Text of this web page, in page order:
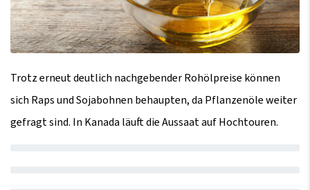
Trotz erneut deutlich nachgebender Rohölpreise können
sich Raps und Sojabohnen behaupten, da Pflanzenöle weiter
gefragt sind. In Kanada läuft die Aussaat auf Hochtouren.